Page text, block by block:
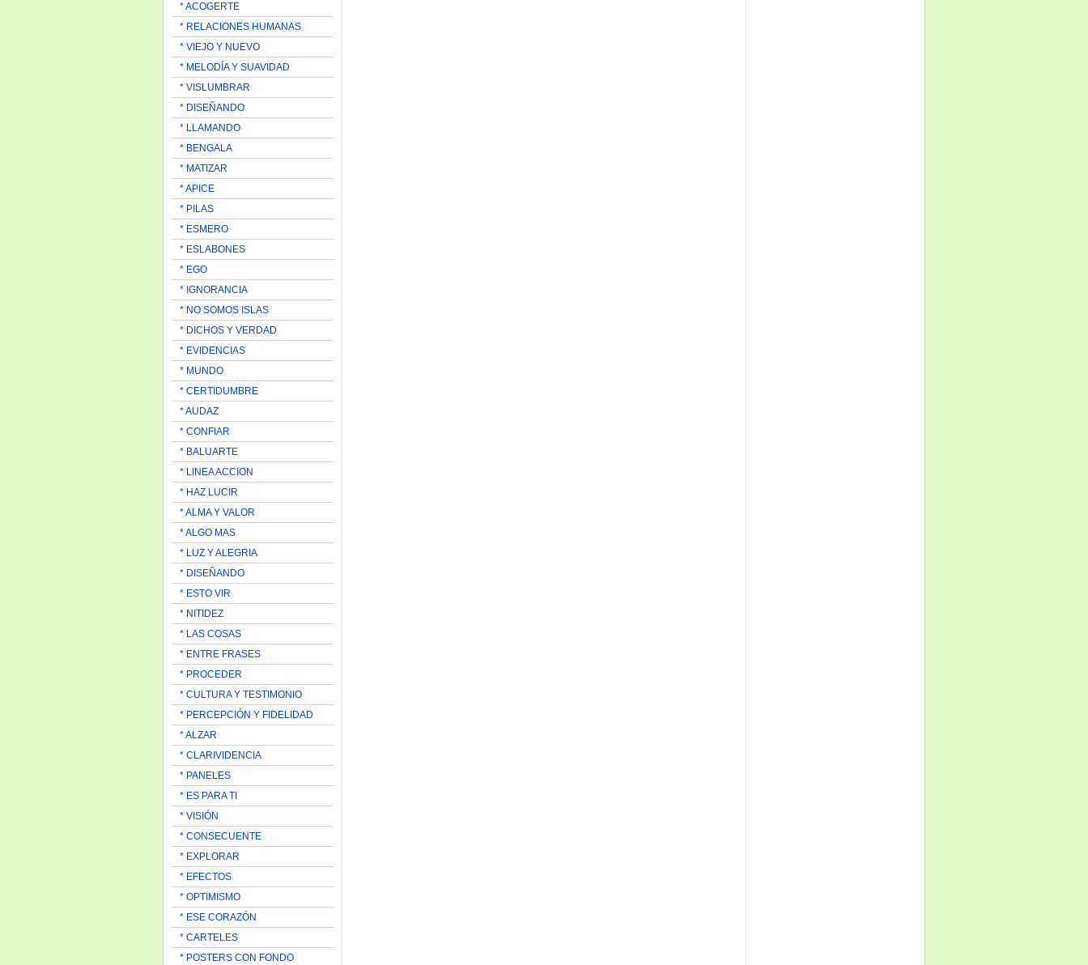
* ACOGERTE
* RELACIONES HUMANAS
* VIEJO Y NUEVO
* MELODÍA Y SUAVIDAD
* VISLUMBRAR
* DISEÑANDO
* LLAMANDO
* BENGALA
* MATIZAR
* APICE
* PILAS
* ESMERO
* ESLABONES
* EGO
* IGNORANCIA
* NO SOMOS ISLAS
* DICHOS Y VERDAD
* EVIDENCIAS
* MUNDO
* CERTIDUMBRE
* AUDAZ
* CONFIAR
* BALUARTE
* LINEA ACCION
* HAZ LUCIR
* ALMA Y VALOR
* ALGO MAS
* LUZ Y ALEGRIA
* DISEÑANDO
* ESTO VIR
* NITIDEZ
* LAS COSAS
* ENTRE FRASES
* PROCEDER
* CULTURA Y TESTIMONIO
* PERCEPCIÓN Y FIDELIDAD
* ALZAR
* CLARIVIDENCIA
* PANELES
* ES PARA TI
* VISIÓN
* CONSECUENTE
* EXPLORAR
* EFECTOS
* OPTIMISMO
* ESE CORAZÓN
* CARTELES
* POSTERS CON FONDO